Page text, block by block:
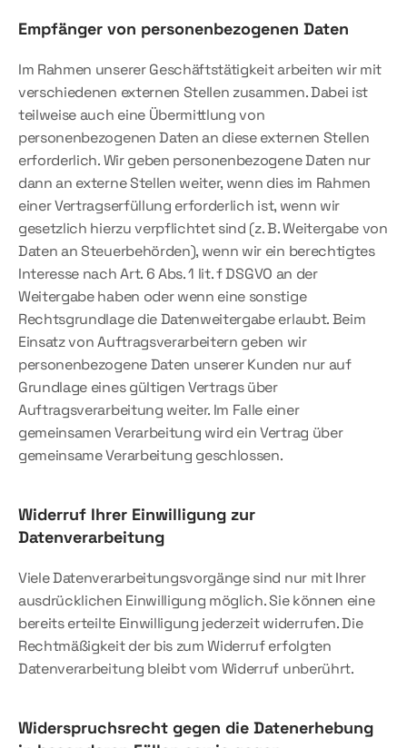
Empfänger von personenbezogenen Daten
Im Rahmen unserer Geschäftstätigkeit arbeiten wir mit
verschiedenen externen Stellen zusammen. Dabei ist
teilweise auch eine Übermittlung von
personenbezogenen Daten an diese externen Stellen
erforderlich. Wir geben personenbezogene Daten nur
dann an externe Stellen weiter, wenn dies im Rahmen
einer Vertragserfüllung erforderlich ist, wenn wir
gesetzlich hierzu verpflichtet sind (z. B. Weitergabe von
Daten an Steuerbehörden), wenn wir ein berechtigtes
Interesse nach Art. 6 Abs. 1 lit. f DSGVO an der
Weitergabe haben oder wenn eine sonstige
Rechtsgrundlage die Datenweitergabe erlaubt. Beim
Einsatz von Auftragsverarbeitern geben wir
personenbezogene Daten unserer Kunden nur auf
Grundlage eines gültigen Vertrags über
Auftragsverarbeitung weiter. Im Falle einer
gemeinsamen Verarbeitung wird ein Vertrag über
gemeinsame Verarbeitung geschlossen.
Widerruf Ihrer Einwilligung zur
Datenverarbeitung
Viele Datenverarbeitungsvorgänge sind nur mit Ihrer
ausdrücklichen Einwilligung möglich. Sie können eine
bereits erteilte Einwilligung jederzeit widerrufen. Die
Rechtmäßigkeit der bis zum Widerruf erfolgten
Datenverarbeitung bleibt vom Widerruf unberührt.
Widerspruchsrecht gegen die Datenerhebung